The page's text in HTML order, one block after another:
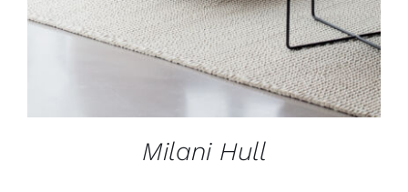
Milani Hull